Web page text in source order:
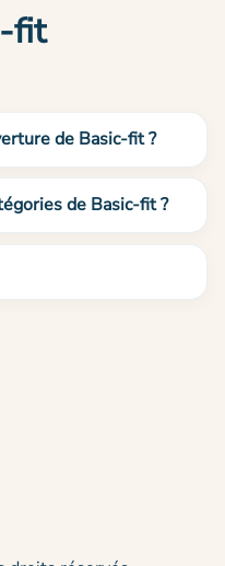
fit
de Basic-fit ?
de Basic-fit ?